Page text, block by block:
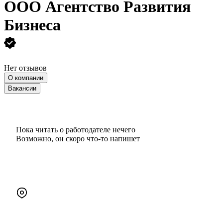
ООО Агентство Развития
Бизнеса
Нет отзывов
О компании
Вакансии
Пока читать о работодателе нечего
Возможно, он скоро что‑то напишет